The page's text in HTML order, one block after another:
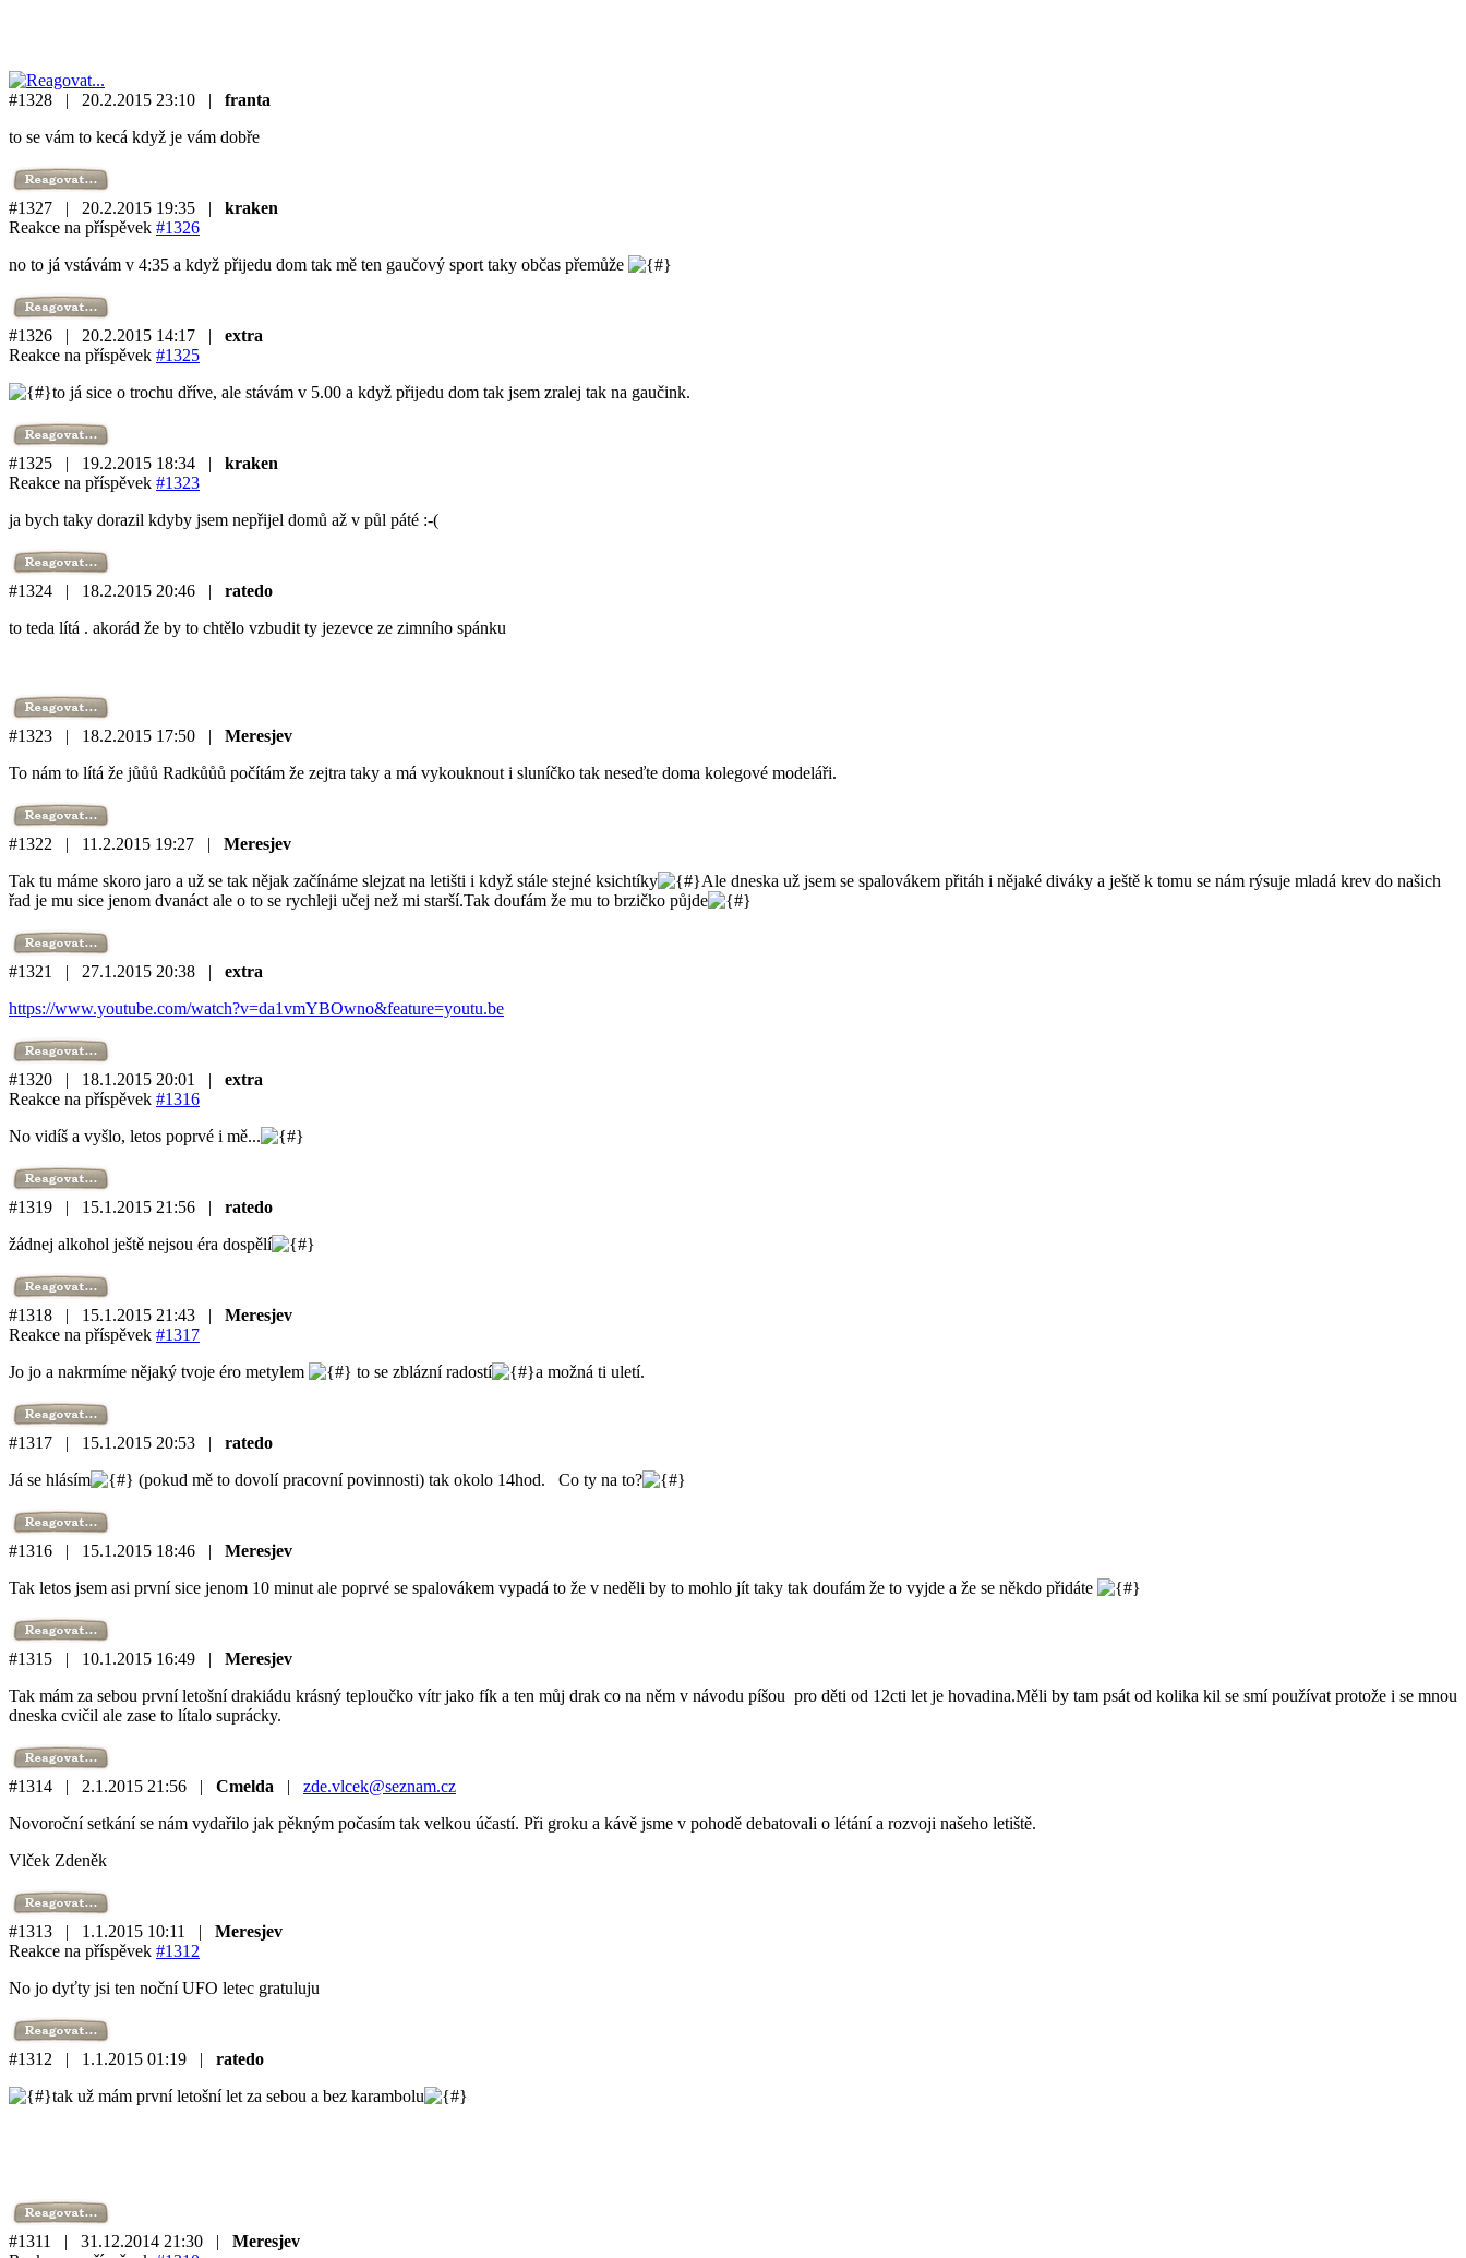
#1328 | 20.2.2015 23:10 | franta
to se vám to kecá když je vám dobře
#1327 | 20.2.2015 19:35 | kraken
Reakce na příspěvek #1326
no to já vstávám v 4:35 a když přijedu dom tak mě ten gaučový sport taky občas přemůže
#1326 | 20.2.2015 14:17 | extra
Reakce na příspěvek #1325
to já sice o trochu dříve, ale stávám v 5.00 a když přijedu dom tak jsem zralej tak na gaučink.
#1325 | 19.2.2015 18:34 | kraken
Reakce na příspěvek #1323
ja bych taky dorazil kdyby jsem nepřijel domů až v půl páté :-(
#1324 | 18.2.2015 20:46 | ratedo
to teda lítá . akorád že by to chtělo vzbudit ty jezevce ze zimního spánku
#1323 | 18.2.2015 17:50 | Meresjev
To nám to lítá že jůůů Radkůůů počítám že zejtra taky a má vykouknout i sluníčko tak neseďte doma kolegové modeláři.
#1322 | 11.2.2015 19:27 | Meresjev
Tak tu máme skoro jaro a už se tak nějak začínáme slejzat na letišti i když stále stejné ksichtíky
Ale dneska už jsem se spalovákem přitáh i nějaké diváky a ještě k tomu se nám rýsuje mladá krev do našich
řad je mu sice jenom dvanáct ale o to se rychleji učej než mi starší.Tak doufám že mu to brzičko půjde
#1321 | 27.1.2015 20:38 | extra
https://www.youtube.com/watch?v=da1vmYBOwno&feature=youtu.be
#1320 | 18.1.2015 20:01 | extra
Reakce na příspěvek #1316
No vidíš a vyšlo, letos poprvé i mě...
#1319 | 15.1.2015 21:56 | ratedo
žádnej alkohol ještě nejsou éra dospělí
#1318 | 15.1.2015 21:43 | Meresjev
Reakce na příspěvek #1317
Jo jo a nakrmíme nějaký tvoje éro metylem
to se zblázní radostí a možná ti uletí.
#1317 | 15.1.2015 20:53 | ratedo
Já se hlásím
(pokud mě to dovolí pracovní povinnosti) tak okolo 14hod. Co ty na to?
#1316 | 15.1.2015 18:46 | Meresjev
Tak letos jsem asi první sice jenom 10 minut ale poprvé se spalovákem vypadá to že v neděli by to mohlo jít taky tak doufám že to vyjde a že se někdo přidáte
#1315 | 10.1.2015 16:49 | Meresjev
Tak mám za sebou první letošní drakiádu krásný teploučko vítr jako fík a ten můj drak co na něm v návodu píšou pro děti od 12cti let je hovadina.Měli by tam psát od kolika kil se smí používat protože i se mnou
dneska cvičil ale zase to lítalo suprácky.
#1314 | 2.1.2015 21:56 | Cmelda | zde.vlcek@seznam.cz
Novoroční setkání se nám vydařilo jak pěkným počasím tak velkou účastí. Při groku a kávě jsme v pohodě debatovali o létání a rozvoji našeho letiště.
Vlček Zdeněk
#1313 | 1.1.2015 10:11 | Meresjev
Reakce na příspěvek #1312
No jo dyťty jsi ten noční UFO letec gratuluju
#1312 | 1.1.2015 01:19 | ratedo
tak už mám první letošní let za sebou a bez karambolu
#1311 | 31.12.2014 21:30 | Meresjev